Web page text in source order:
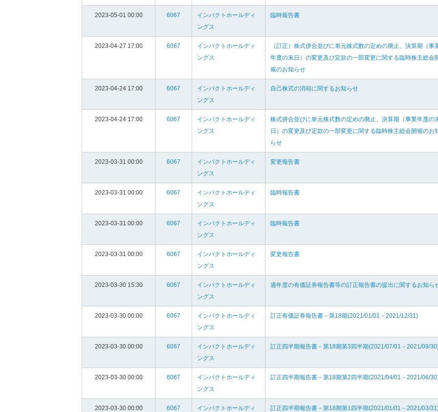
2023-05-01 00:00 6067
インパクトホールディ
ングス
臨時報告書
2023-04-27 17:00 6067
インパクトホールディ
ングス
（訂正）株式併合並びに単元株式数の定めの廃止、決算期（事
年度の末日）の変更及び定款の一部変更に関する臨時株主総会
催のお知らせ
2023-04-24 17:00 6067
インパクトホールディ
ングス
自己株式の消却に関するお知らせ
2023-04-24 17:00 6067
インパクトホールディ
ングス
株式併合並びに単元株式数の定めの廃止、決算期（事業年度の
日）の変更及び定款の一部変更に関する臨時株主総会開催のお
らせ
2023-03-31 00:00 6067
インパクトホールディ
ングス
変更報告書
2023-03-31 00:00 6067
インパクトホールディ
ングス
臨時報告書
2023-03-31 00:00 6067
インパクトホールディ
ングス
臨時報告書
2023-03-31 00:00 6067
インパクトホールディ
ングス
変更報告書
2023-03-30 15:30 6067
インパクトホールディ
ングス
過年度の有価証券報告書等の訂正報告書の提出に関するお知ら
2023-03-30 00:00 6067
インパクトホールディ
ングス
訂正有価証券報告書－第18期(2021/01/01－2021/12/31)
2023-03-30 00:00 6067
インパクトホールディ
ングス
訂正四半期報告書－第18期第3四半期(2021/07/01－2021/09/
2023-03-30 00:00 6067
インパクトホールディ
ングス
訂正四半期報告書－第18期第2四半期(2021/04/01－2021/06/
2023-03-30 00:00 6067
インパクトホールディ
訂正四半期報告書－第18期第1四半期(2021/01/01－2021/03/